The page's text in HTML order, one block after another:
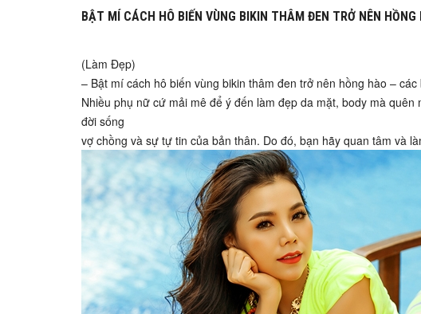
BẬT MÍ CÁCH HÔ BIẾN VÙNG BIKIN THÂM ĐEN TRỞ NÊN HỒNG
(Làm Đẹp)
– Bật mí cách hô biến vùng bikin thâm đen trở nên hồng hào –
Nhiều phụ nữ cứ mải mê để ý đến làm đẹp da mặt, body mà
đời sống
vợ chồng và sự tự tin của bản thân. Do đó, bạn hãy quan tâm và